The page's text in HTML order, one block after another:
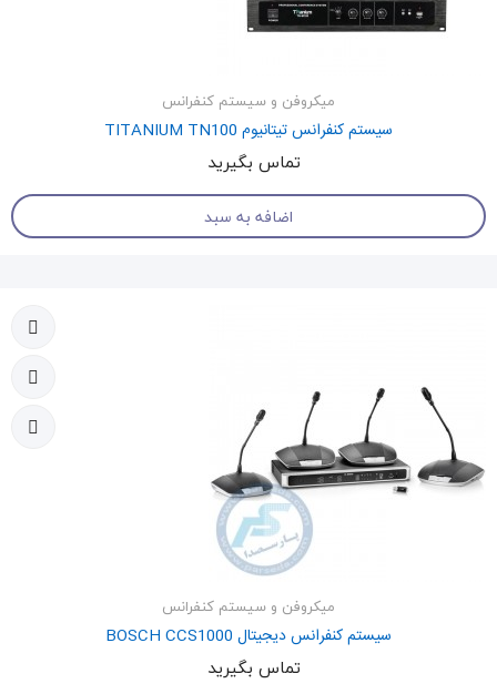
میکروفن و سیستم کنفرانس
سیستم کنفرانس تیتانیوم TITANIUM TN100
تماس بگیرید
اضافه به سبد
میکروفن و سیستم کنفرانس
سیستم کنفرانس دیجیتال BOSCH CCS1000
تماس بگیرید